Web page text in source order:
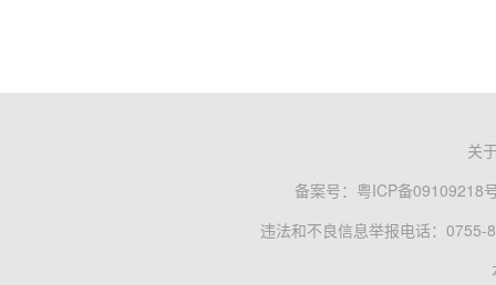
关
备案号： 粤ICP备09109218
违法和不良信息举报电话：0755-